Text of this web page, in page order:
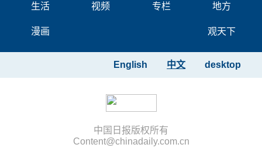
生活 视频 专栏 地方
漫画 观天下
desktop
中文
English
中国日报版权所有
Content@chinadaily.com.cn